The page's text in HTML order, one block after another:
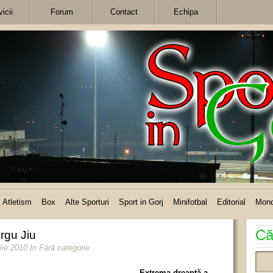
Forum Contact Echipa
Atletism Box Alte Sporturi Sport in Gorj Minifotbal Editorial
Jiu
2010 In Fără categorie